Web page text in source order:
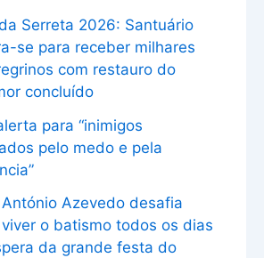
Serreta 2026: Santuário
se para receber milhares
com restauro do
concluído
para “inimigos
pelo medo e pela
Azevedo desafia
o batismo todos os dias
da grande festa do